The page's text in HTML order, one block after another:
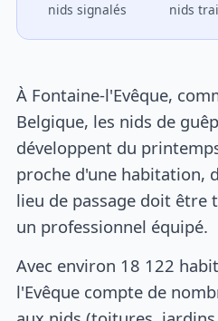
nids signalés nids
À Fontaine-l'Evêque,
Belgique, les nids de
développent du
proche d'une habitation,
lieu de passage doit
un professionnel équipé.
Avec environ 18 122
l'Evêque compte de